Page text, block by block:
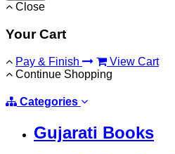
Close
Your Cart
Pay & Finish
View Cart
Continue Shopping
Categories
Gujarati Books